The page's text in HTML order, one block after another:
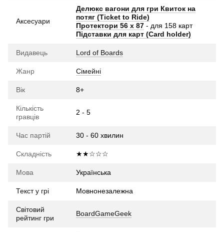
Аксесуари
Делюкс вагони для гри Квиток на
потяг (Ticket to Ride)
Протектори 56 x 87 - для 158 карт
Підставки для карт (Card holder)
Видавець Lord of Boards
Жанр Сімейні
Вік 8+
Кількість
гравців
2 - 5
Час партій 30 - 60 хвилин
Складність ★★☆☆☆
Мова Українська
Текст у грі Мовнонезалежна
Світовий
рейтинг гри
BoardGameGeek